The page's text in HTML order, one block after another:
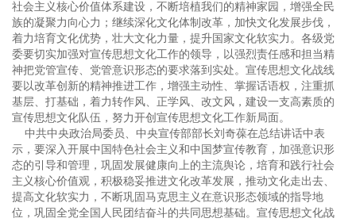
社会主义核心价值体系建设，不断培植我们的精神家园，增强全民
族的凝聚力向心力；继续深化文化体制改革，加快文化发展步伐，
着力培育文化优势，壮大文化力量，提升国家文化软实力。各级党
委要切实加强对宣传思想文化工作的领导，以强烈责任感和担当精
神把党管宣传、党管意识形态的要求落到实处。宣传思想文化战线
要以改革创新的精神推进工作，增强主动性、掌握话语权，注重抓
基层、打基础，着力转作风、正学风、改文风，建设一支高素质的
宣传思想文化队伍，努力开创宣传思想文化工作新局面。
中共中央政治局委员、中央宣传部部长刘奇葆在总结讲话中表
示，要深入开展中国特色社会主义和中国梦宣传教育，加强意识形
态的引导和管理，巩固发展健康向上的主流舆论，培育和践行社会
主义核心价值观，积极稳妥推进文化改革发展，推动文化走出去、
提高文化软实力，不断巩固马克思主义在意识形态领域的指导地
位，巩固全党全国人民团结奋斗的共同思想基础。宣传思想文化战